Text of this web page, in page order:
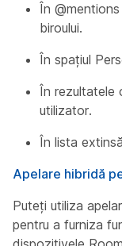
În
biroului.
În spațiul
În rezultatele
utilizator.
În lista
Apelare hibridă
Puteți utiliza
pentru a furniza